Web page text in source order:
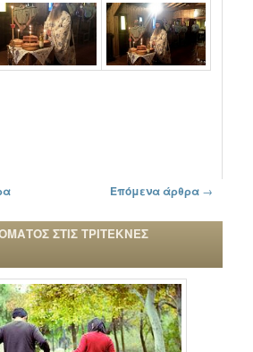
Επόμενα άρθρα →
ΣΤΙΣ ΤΡΙΤΕΚΝΕΣ